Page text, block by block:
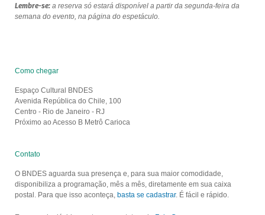
Lembre-se:a reserva só estará disponível a partir da segunda-feira da
semana do evento, na página do espetáculo.
Como chegar
Espaço Cultural BNDES
Avenida República do Chile, 100
Centro - Rio de Janeiro - RJ
Próximo ao Acesso B Metrô Carioca
Contato
O BNDES aguarda sua presença e, para sua maior comodidade,
disponibiliza a programação, mês a mês, diretamente em sua caixa
postal. Para que isso aconteça, basta se cadastrar. É fácil e rápido.